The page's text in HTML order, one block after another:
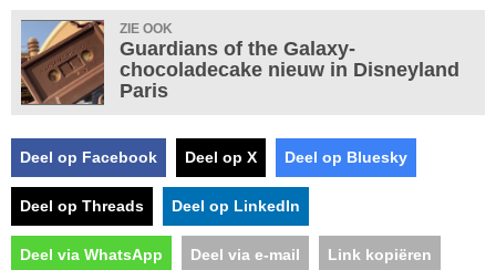
ZIE OOK
Guardians of the Galaxy-
chocoladecake nieuw in Disneyland
Paris
Deel op Facebook Deel op X Deel op Bluesky
Deel op Threads Deel op LinkedIn
Deel via WhatsApp Deel via e-mail Link kopiëren